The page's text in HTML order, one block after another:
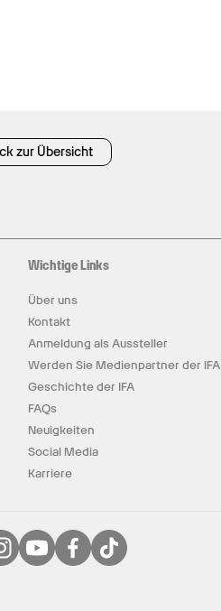
zur Übersicht
Wichtige Links
Über uns
Kontakt
Anmeldung als Aussteller
Werden Sie Medienpartner der IFA
Geschichte der IFA
FAQs
Neuigkeiten
Social Media
Karriere